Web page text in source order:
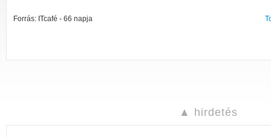
Forrás: ITcafé - 66 napja
▲ hirdetés